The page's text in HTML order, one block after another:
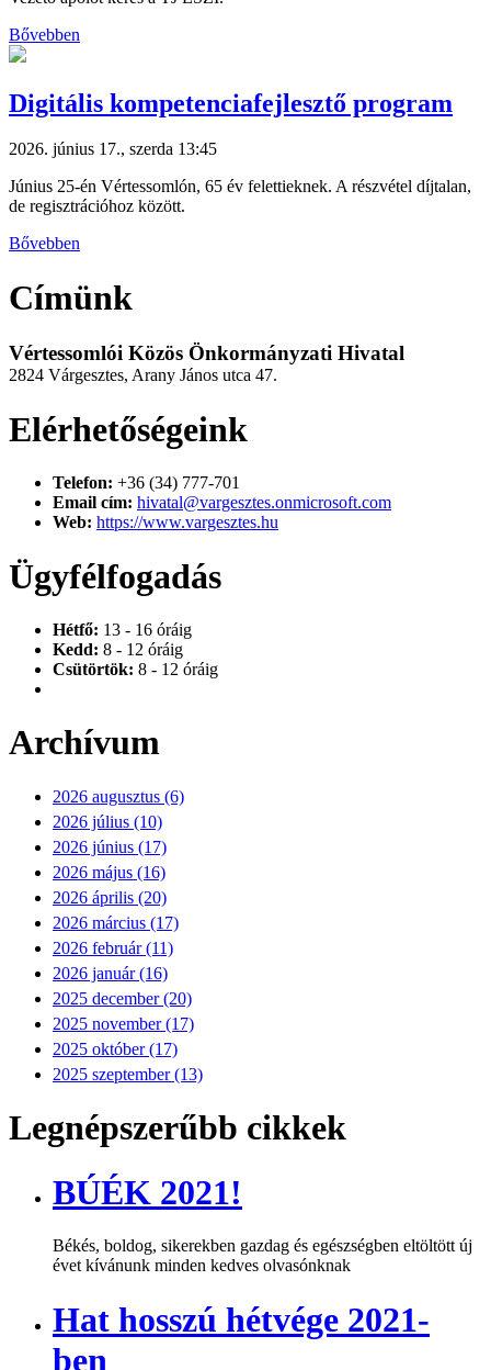
Bővebben
Digitális kompetenciafejlesztő program
2026. június 17., szerda 13:45
Június 25-én Vértessomlón, 65 év felettieknek. A részvétel díjtalan,
de regisztrációhoz között.
Bővebben
Címünk
Vértessomlói Közös Önkormányzati Hivatal
2824 Várgesztes, Arany János utca 47.
Elérhetőségeink
Telefon: +36 (34) 777-701
Email cím: hivatal@vargesztes.onmicrosoft.com
Web: https://www.vargesztes.hu
Ügyfélfogadás
Hétfő: 13 - 16 óráig
Kedd: 8 - 12 óráig
Csütörtök: 8 - 12 óráig
Archívum
2026 augusztus (6)
2026 július (10)
2026 június (17)
2026 május (16)
2026 április (20)
2026 március (17)
2026 február (11)
2026 január (16)
2025 december (20)
2025 november (17)
2025 október (17)
2025 szeptember (13)
Legnépszerűbb cikkek
BÚÉK 2021!
Békés, boldog, sikerekben gazdag és egészségben eltöltött új
évet kívánunk minden kedves olvasónknak
Hat hosszú hétvége 2021-
ben